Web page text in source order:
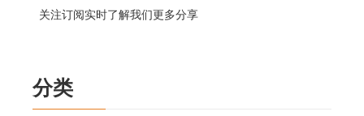
关注订阅实时了解我们更多分享
分类